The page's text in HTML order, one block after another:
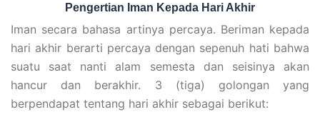
Pengertian Iman Kepada Hari Akhir
Iman secara bahasa artinya percaya. Beriman kepada
hari akhir berarti percaya dengan sepenuh hati bahwa
suatu saat nanti alam semesta dan seisinya akan
hancur dan berakhir. 3 (tiga) golongan yang
berpendapat tentang hari akhir sebagai berikut: